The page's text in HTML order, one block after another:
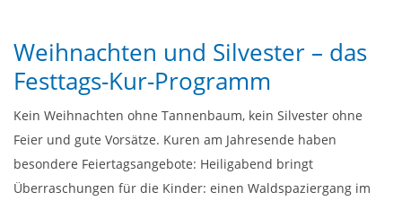
Weihnachten und Silvester – das
Festtags-Kur-Programm
Kein Weihnachten ohne Tannenbaum, kein Silvester ohne
Feier und gute Vorsätze. Kuren am Jahresende haben
besondere Feiertags­angebote: Heiligabend bringt
Überraschungen für die Kinder: einen Waldspaziergang im